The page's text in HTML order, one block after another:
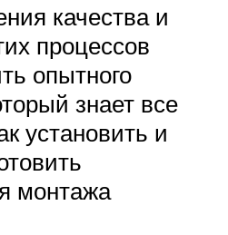
качества и
процессов
опытного
знает все
установить и
монтажа